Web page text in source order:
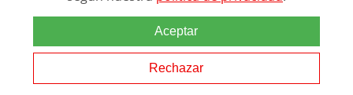
ACREDITACIONES
Aceptar
Rechazar